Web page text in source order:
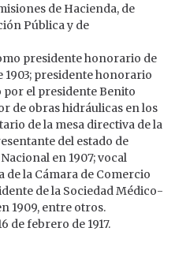
de Hacienda, de
Pública y de
presidente honorario de
1903; presidente honorario
el presidente Benito
de obras hidráulicas en los
de la mesa directiva de la
del estado de
en 1907; vocal
la Cámara de Comercio
de la Sociedad Médico-
1909, entre otros.
de febrero de 1917.